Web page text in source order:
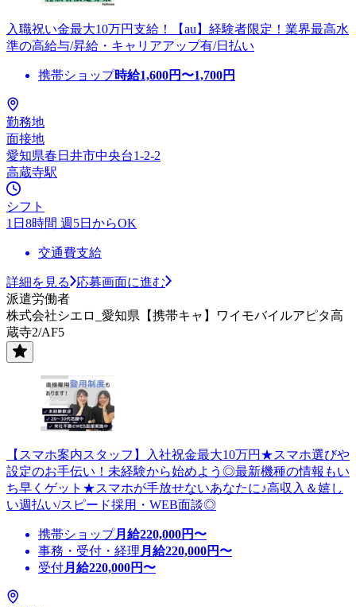
入職祝い金最大10万円支給！【au】経験者限定！業界最高水
準の高給与/昇給・キャリアアップ有/日払い
携帯ショップ時給1,600円〜1,700円
勤務地
面接地
愛知県春日井市中央台1-2-2
高蔵寺駅
シフト
1日8時間 週5日からOK
交通費支給
詳細を見る
応募画面に進む
派遣労働者
株式会社シエロ_愛知県【携帯キャ】ワイモバイルアピタ高
蔵寺2/AF5
【スマホ案内スタッフ】入社祝金最大10万円★スマホ選びや
設定のお手伝い！未経験から始めよう◎最新機種の情報もい
ち早くゲット★スマホが手放せないあなたに♪高収入＆嬉し
い週払い/スピード採用・WEB面談◎
携帯ショップ月給220,000円〜
事務・受付・経理 月給220,000円〜
受付月給220,000円〜